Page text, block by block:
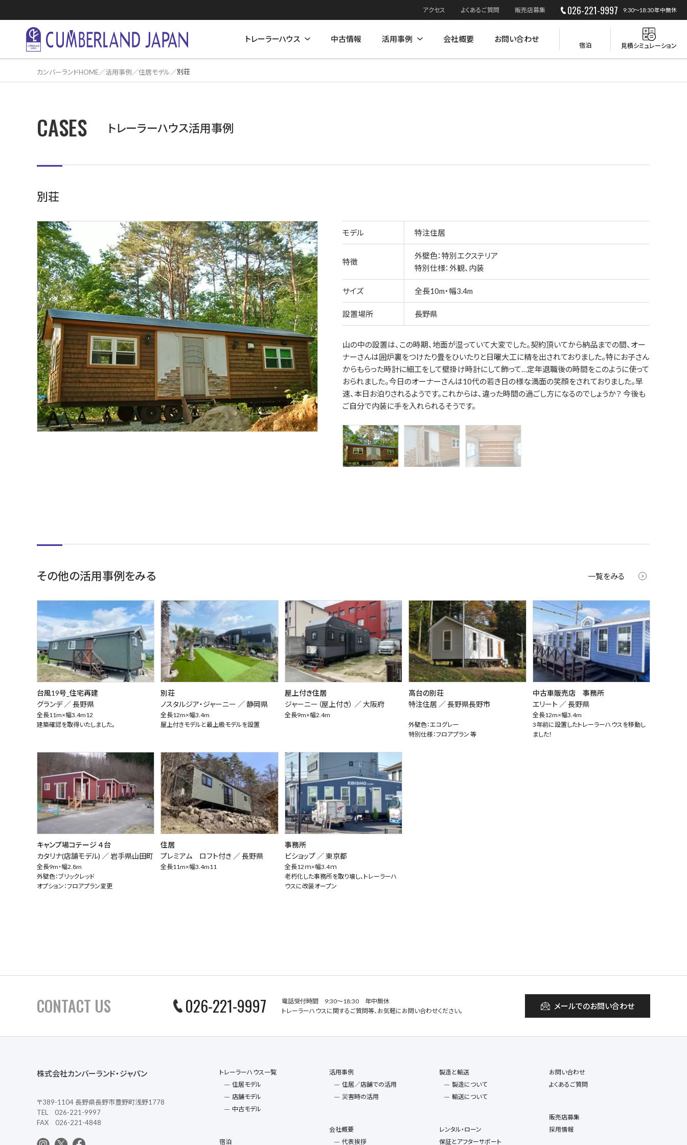
アクセス よくあるご質問 販売店募集 026-221-9997 9:30～18:30 年中無休
トレーラーハウス 中古情報 活用事例 会社概要 お問い合わせ
宿泊 見積シミュレーション
カンバーランドHOME 活用事例 住居モデル 別荘
CASES トレーラーハウス活用事例
別荘
モデル 特注住居
特徴
外壁色：特別エクステリア
特別仕様：外観、内装
サイズ 全長10m・幅3.4m
設置場所 長野県
山の中の設置は、この時期、地面が湿っていて大変でした。契約頂いてから納品までの間、オー
ナーさんは囲炉裏をつけたり畳をひいたりと日曜大工に精を出されておりました。特にお子さん
からもらった時計に細工をして壁掛け時計にして飾って…定年退職後の時間をこのように使って
おられました。今日のオーナーさんは10代の若き日の様な満面の笑顔をされておりました。早
速、本日お泊りされるようです。これからは、違った時間の過ごし方になるのでしょうか？ 今後も
ご自分で内装に手を入れられるそうです。
その他の活用事例をみる 一覧をみる
台風19号_住宅再建
グランデ ／長野県
全長11m×幅3.4m12
建築確認を取得いたしました。
別荘
ノスタルジア・ジャーニー ／静岡県
全長12m×幅3.4m
屋上付きモデルと最上級モデルを設置
屋上付き住居
ジャーニー（屋上付き） ／大阪府
全長9m×幅2.4m
高台の別荘
特注住居 ／長野県長野市
外壁色：エコグレー
特別仕様：フロアプラン 等
中古車販売店 事務所
エリート ／長野県
全長12m×幅3.4m
3年前に設置したトレーラーハウスを移動し
ました！
キャンプ場コテージ ４台
カタリナ(店舗モデル) ／岩手県山田町
全長9m・幅2.8m
外壁色：ブリックレッド
オプション：フロアプラン変更
住居
プレミアム ロフト付き ／長野県
全長11m×幅3.4m11
事務所
ビショップ ／東京都
全長12ｍ×幅3.4ｍ
老朽化した事務所を取り壊し、トレーラーハ
ウスに改装オープン
CONTACT US 026-221-9997
電話受付時間 9:30～18:30 年中無休
トレーラーハウスに関するご質問等、お気軽にお問い合わせください。
メールでのお問い合わせ
株式会社カンバーランド・ジャパン
〒389-1104 長野県長野市豊野町浅野1778
TEL 026-221-9997
FAX 026-221-4848
トレーラーハウス一覧
住居モデル
店舗モデル
中古モデル
宿泊
活用事例
住居／店舗での活用
災害時の活用
会社概要
代表挨拶
製造と輸送
製造について
輸送について
レンタル・ローン
保証とアフターサポート
お問い合わせ
よくあるご質問
販売店募集
採用情報